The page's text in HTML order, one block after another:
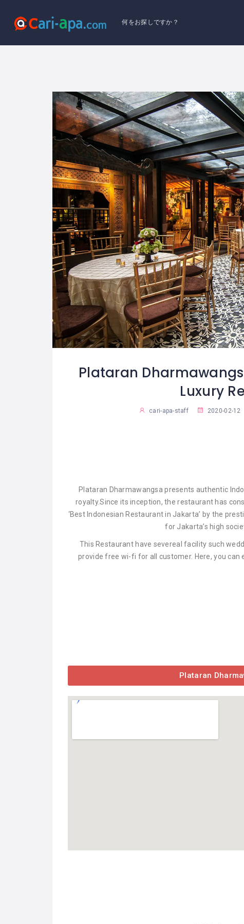
何をお探しですか？
Plataran
Luxury
cari-apa-staff 2020-02-12
Plataran Dharmawangsa presents authentic
royalty.Since its inception, the restaurant has
‘Best Indonesian Restaurant in Jakarta’ by the
for Jakarta’s high
This Restaurant have severeal facility such
provide free wi-fi for all customer. Here, you
Plataran